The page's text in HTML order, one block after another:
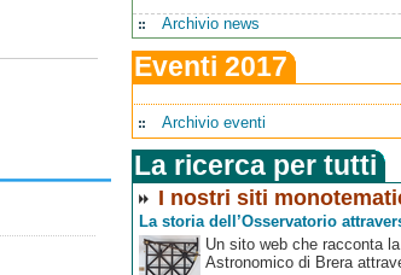
Archivio news
Eventi 2017
Archivio eventi
La ricerca per tutti
I nostri siti
La storia dell’Osservatorio
Un sito web che racconta
Astronomico di Brera